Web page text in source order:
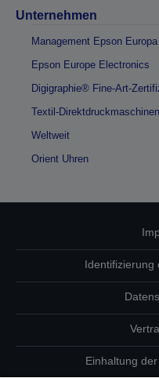
Unternehmen
Management Epson Europa
Epson Europe Electronics
Digigraphie® Fine-Art-
Textil-Direktdruckmaschinen
Weltweit
Orient Uhren
Identifizierung
Einhaltung